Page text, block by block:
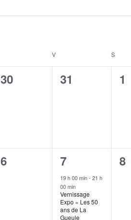
V S
0
30
0
31
0
1
0
évènement,
6
1
évènement,
7
19 h 00 min- 21 h
00 min
Vernissage
Expo « Les 50
ans de La
Gueule
0
8